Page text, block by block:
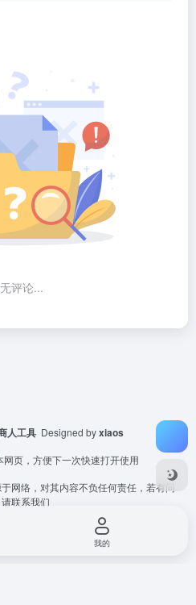
评论...
人工具 Designed byxiaos
页，方便下一次快速打开使用
网络，对其内容不负任何责任，若有问
联系我们
我的